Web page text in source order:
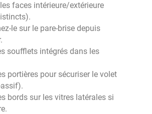
faces intérieure/extérieure
le sur le pare-brise depuis
soufflets intégrés dans les
portières pour sécuriser le volet
bords sur les vitres latérales si